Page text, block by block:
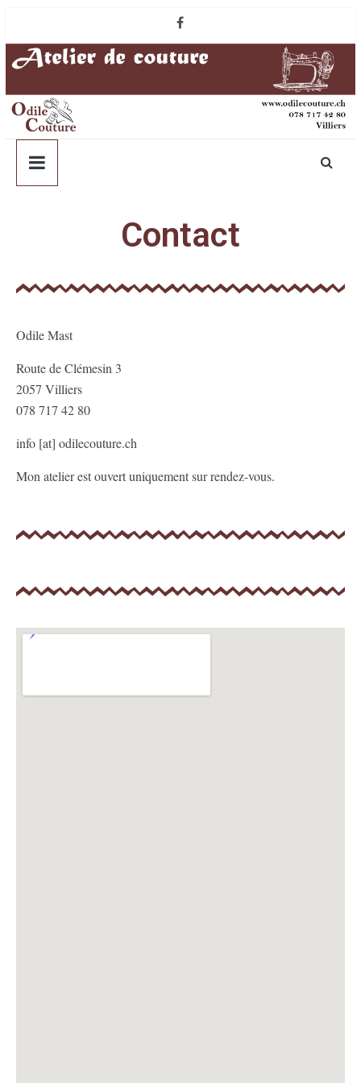
Contact
Odile Mast
Route de Clémesin 3
2057 Villiers
078 717 42 80
info [at] odilecouture.ch
Mon atelier est ouvert uniquement sur rendez-vous.